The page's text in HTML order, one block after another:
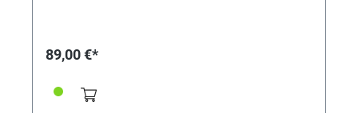
89,00 €*